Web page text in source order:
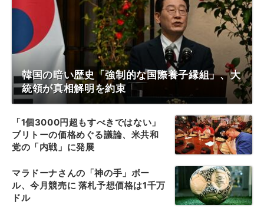
韓国の暗い歴史「強制的な国際養子縁組」、大
統領が真相解明を約束
「1個3000円超もすべきではない」
ブリトーの価格めぐる議論、米共和
党の「内戦」に発展
マラドーナさんの「神の手」ボー
ル、今月競売に 落札予想価格は1千万
ドル